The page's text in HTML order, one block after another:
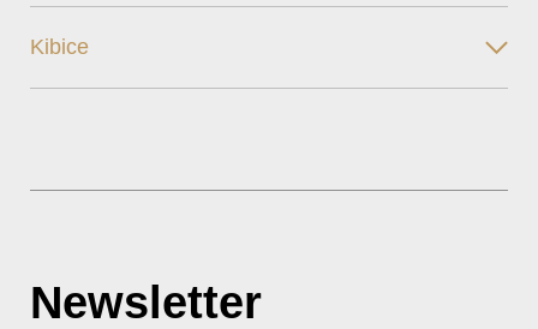
Kibice
Newsletter